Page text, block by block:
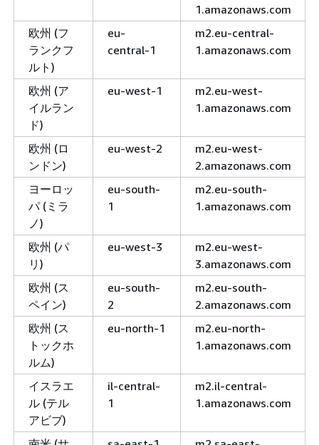
1.amazonaws.com
欧州 (フ
ランクフ
ルト)
eu-
central-1
m2.eu-central-
1.amazonaws.com
欧州 (ア
イルラン
ド)
eu-west-1
m2.eu-west-
1.amazonaws.com
欧州 (ロ
ンドン)
eu-west-2
m2.eu-west-
2.amazonaws.com
ヨーロッ
パ (ミラ
ノ)
eu-south-
1
m2.eu-south-
1.amazonaws.com
欧州 (パ
リ)
eu-west-3
m2.eu-west-
3.amazonaws.com
欧州 (ス
ペイン)
eu-south-
2
m2.eu-south-
2.amazonaws.com
欧州 (ス
トックホ
ルム)
eu-north-1
m2.eu-north-
1.amazonaws.com
イスラエ
ル (テル
アビブ)
il-central-
1
m2.il-central-
1.amazonaws.com